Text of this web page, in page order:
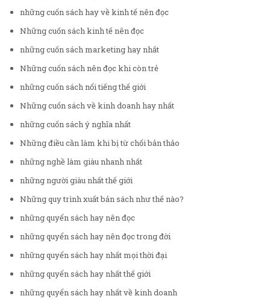
những cuốn sách hay về kinh tế nên đọc
Những cuốn sách kinh tế nên đọc
những cuốn sách marketing hay nhất
Những cuốn sách nên đọc khi còn trẻ
những cuốn sách nổi tiếng thế giới
Những cuốn sách về kinh doanh hay nhất
những cuốn sách ý nghĩa nhất
Những điều cần làm khi bị từ chối bản thảo
những nghề làm giàu nhanh nhất
những người giàu nhất thế giới
Những quy trình xuất bản sách như thế nào?
những quyển sách hay nên đọc
những quyển sách hay nên đọc trong đời
những quyển sách hay nhất mọi thời đại
những quyển sách hay nhất thế giới
những quyển sách hay nhất về kinh doanh